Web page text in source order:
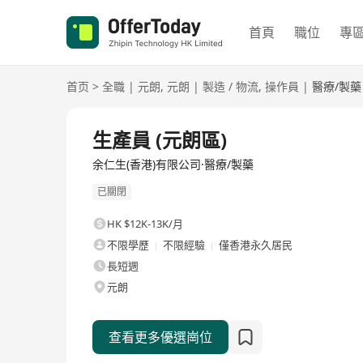
首頁 職位 專
首页 > 全職 | 元朗, 元朗 | 製造 / 物流, 操作員 | 醫療/製藥
生產員 (元朗區)
余仁生(香港)有限公司·醫療/製藥
已關閉
HK $12K-13K/月
不限學歷
不限經驗
僅香港永久居民
長短週
元朗
查看更多優選崗位